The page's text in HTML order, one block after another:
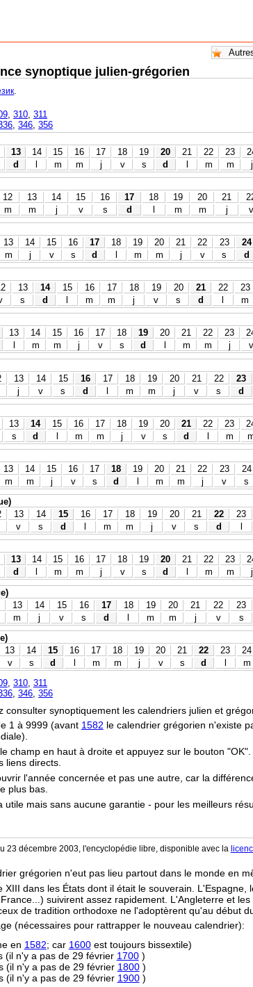
synoptique julien-grégorien
310 311
346 356
13 14 15 16 17 18 19 20 21 22 23
d l m m j v s d l m m j
12 13 14 15 16 17 18 19 20 21
m m j v s d m m j v
13 14 15 16 17 18 19 20 21 22 23 24
m j v s d m m j v s d
13 14 15 16 17 18 19 20 21 22 23
s d m m j v s d m
13 14 15 16 17 18 19 20 21 22 23
m m j v s d m m j v
13 14 15 16 17 18 19 20 21 22 23
j v s d l m m j v s d
13 14 15 16 17 18 19 20 21 22 23
s d m m j v s d m
13 14 15 16 17 18 19 20 21 22 23 24
m m j v s d m m j v s
13 14 15 16 17 18 19 20 21 22 23
v s d m m j v s d
13 14 15 16 17 18 19 20 21 22 23
d m m j v s d m m j
13 14 15 16 17 18 19 20 21 22 23
m j v s d l m m j v s
13 14 15 16 17 18 19 20 21 22 23 24
v s d l m m j v s d l m
310 311
346 356
consulter synoptiquement les calendriers julien et
1 à 9999 (avant 1582 le calendrier grégorien n'existe
champ en haut à droite et appuyez sur le bouton
liens directs.
l'année concernée et pas une autre, car la
plus bas.
mais sans aucune garantie - pour les meilleurs
23 décembre 2003, l'encyclopédie libre, disponible avec la
grégorien n'eut pas lieu partout dans le monde en
dans les États dont il était le souverain. L'Espagne,
suivirent assez rapidement. L'Angleterre et
de tradition orthodoxe ne l'adoptèrent qu'au début
(nécessaires pour rattrapper le nouveau calendrier):
en 1582; car 1600est toujours bissextile)
(il n'y a pas de 29 février 1700)
(il n'y a pas de 29 février 1800)
(il n'y a pas de 29 février 1900)